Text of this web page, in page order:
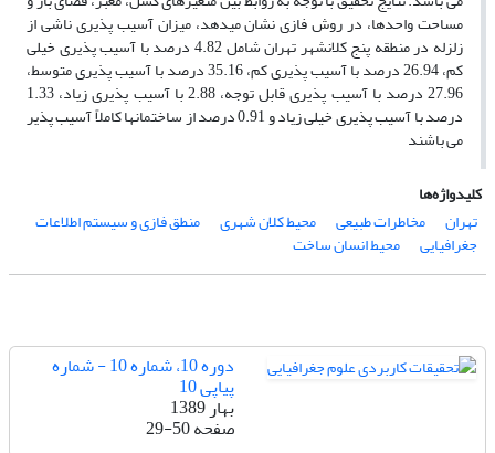
مساحت واحدها، در روش فازی نشان می­دهد، میزان آسیب پذیری ناشی از
زلزله در منطقه پنج کلان­شهر تهران شامل 4.82 درصد با آسیب پذیری خیلی
کم، 26.94 درصد با آسیب پذیری کم، 35.16 درصد با آسیب پذیری متوسط،
27.96 درصد با آسیب پذیری قابل توجه، 2.88 با آسیب پذیری زیاد، 1.33
درصد با آسیب پذیری خیلی زیاد و 0.91 درصد از ساختمان­ها کاملاً آسیب پذیر
می باشند
کلیدواژه‌ها
تهران
مخاطرات طبیعی محیط کلان شهری منطق فازی و سیستم اطلاعات
جغرافیایی محیط انسان ساخت
دوره 10، شماره 10 - شماره
پیاپی 10
بهار 1389
صفحه29-50